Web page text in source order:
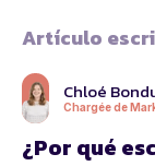
Artículo
Chloé
Chargée de
¿Por qué